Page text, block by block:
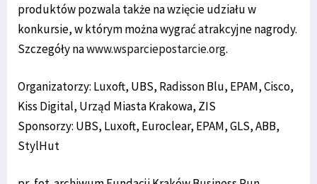
produktów pozwala także na wzięcie udziału w
konkursie, w którym można wygrać atrakcyjne nagrody.
Szczegóły nawww.wsparciepostarcie.org.
Organizatorzy: Luxoft, UBS, Radisson Blu, EPAM, Cisco,
Kiss Digital, Urząd Miasta Krakowa, ZIS
Sponsorzy: UBS, Luxoft, Euroclear, EPAM, GLS, ABB,
StylHut